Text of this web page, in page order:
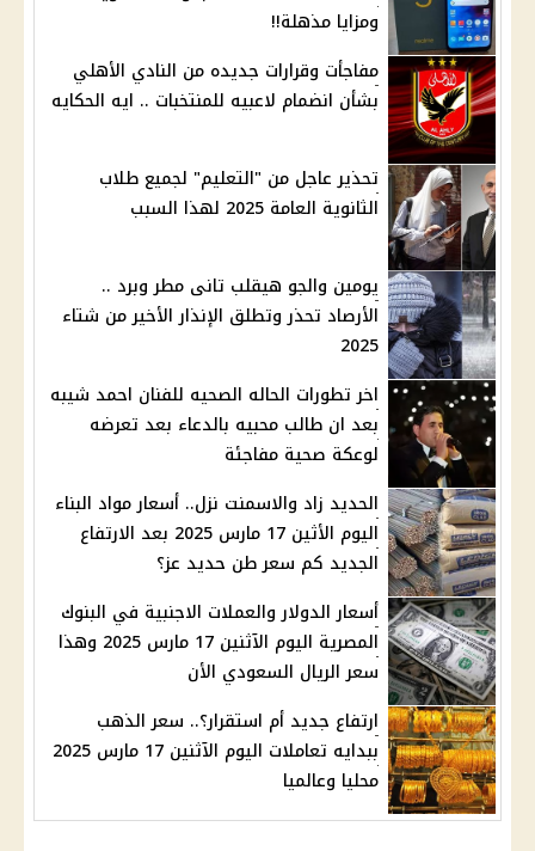
ومزايا مذهلة!!
مفاجأت وقرارات جديده من النادي الأهلي
بشأن انضمام لاعبيه للمنتخبات .. ايه الحكايه
تحذير عاجل من "التعليم" لجميع طلاب
الثانوية العامة 2025 لهذا السبب
يومين والجو هيقلب تانى مطر وبرد ..
الأرصاد تحذر وتطلق الإنذار الأخير من شتاء
2025
اخر تطورات الحاله الصحيه للفنان احمد شيبه
بعد ان طالب محبيه بالدعاء بعد تعرضه
لوعكة صحية مفاجئة
الحديد زاد والاسمنت نزل.. أسعار مواد البناء
اليوم الأثين 17 مارس 2025 بعد الارتفاع
الجديد كم سعر طن حديد عز؟
أسعار الدولار والعملات الاجنبية في البنوك
المصرية اليوم الآثنين 17 مارس 2025 وهذا
سعر الريال السعودي الأن
ارتفاع جديد أم استقرار؟.. سعر الذهب
ببدايه تعاملات اليوم الآثنين 17 مارس 2025
محليا وعالميا